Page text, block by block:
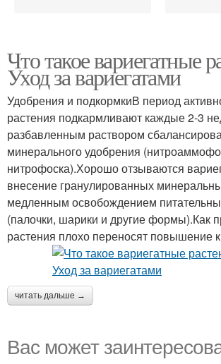
Вариегатные адениумы
Что такое вариегатные
Уход за вариегатами
Удобрения и подкормкиВ период
растения подкармливают каждые 2-3
разбавленным раствором
минерального удобрения
нитрофоска).Хорошо отзываются
внесение гранулированных
медленным освобождением
(палочки, шарики и другие формы).Как
растения плохо переносят повышение
читать дальше →
Вас может